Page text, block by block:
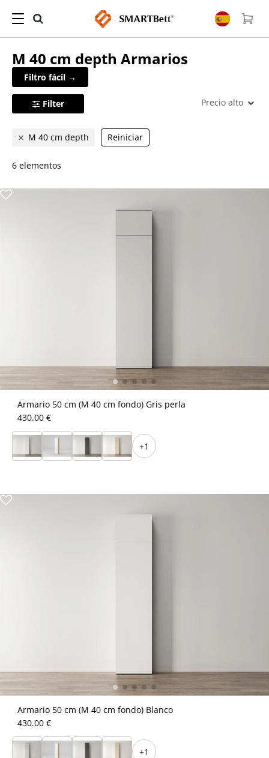
M 40 cm depth Armarios
Filtro fácil →
Filter Precio alto
M 40 cm depth Reiniciar
6 elementos
Armario 50 cm (M 40 cm fondo) Gris perla
430.00 €
+1
Armario 50 cm (M 40 cm fondo) Blanco
430.00 €
+1